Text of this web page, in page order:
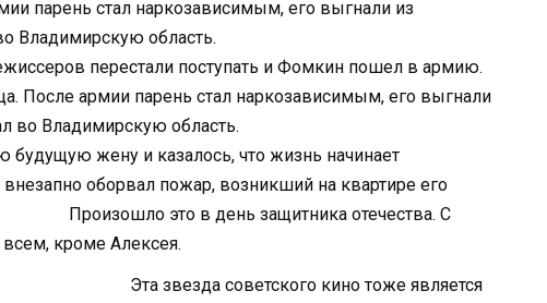
парень стал наркозависимым, его выгнали из
во Владимирскую область.
перестали поступать и Фомкин пошел в армию.
После армии парень стал наркозависимым, его выгнали
переехал во Владимирскую область.
жену и казалось, что жизнь начинает
оборвал пожар, возникший на квартире его
это в день защитника отечества. С
кроме Алексея.
звезда советского кино тоже является